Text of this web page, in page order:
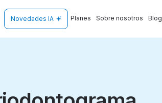
Novedades IA Planes Sobre nosotros Blog